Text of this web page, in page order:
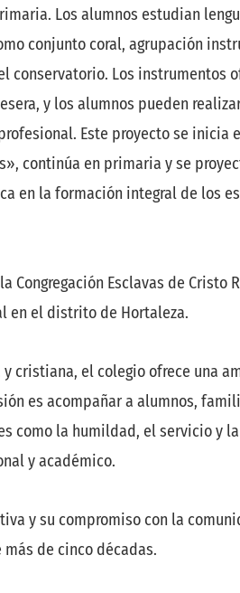
Los alumnos estudian
conjunto coral, agrupación
Los instrumentos
y los alumnos pueden
Este proyecto se inicia
continúa en primaria y se
en la formación integral de los
Congregación Esclavas de Cristo
en el distrito de Hortaleza.
cristiana, el colegio ofrece una
es acompañar a alumnos,
como la humildad, el servicio y
y académico.
y su compromiso con la
de cinco décadas.